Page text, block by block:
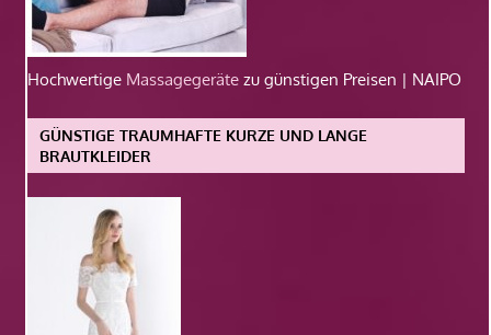
Hochwertige Massagegeräte zu günstigen Preisen | NAIPO
GÜNSTIGE TRAUMHAFTE KURZE UND LANGE
BRAUTKLEIDER